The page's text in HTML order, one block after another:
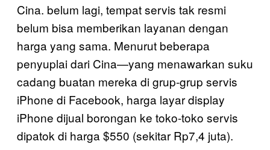
Cina. belum lagi, tempat servis tak resmi
belum bisa memberikan layanan dengan
harga yang sama. Menurut beberapa
penyuplai dari Cina—yang menawarkan suku
cadang buatan mereka di grup-grup servis
iPhone di Facebook, harga layar display
iPhone dijual borongan ke toko-toko servis
dipatok di harga $550 (sekitar Rp7,4 juta).